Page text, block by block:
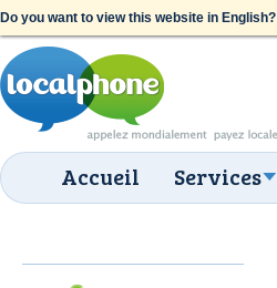
Do you want to view this website in English?
Accueil Services